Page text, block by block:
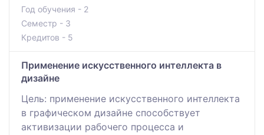
Год обучения - 2
Семестр - 3
Кредитов - 5
Применение искусственного интеллекта в
дизайне
Цель: применение искусственного интеллекта
в графическом дизайне способствует
активизации рабочего процесса и